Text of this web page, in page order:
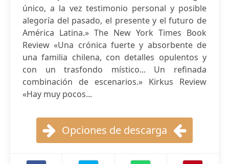
único, a la vez testimonio personal y posible
alegoría del pasado, el presente y el futuro de
América Latina.» The New York Times Book
Review «Una crónica fuerte y absorbente de
una familia chilena, con detalles opulentos y
con un trasfondo místico... Un refinada
combinación de escenarios.» Kirkus Review
«Hay muy pocos...
Opciones de descarga